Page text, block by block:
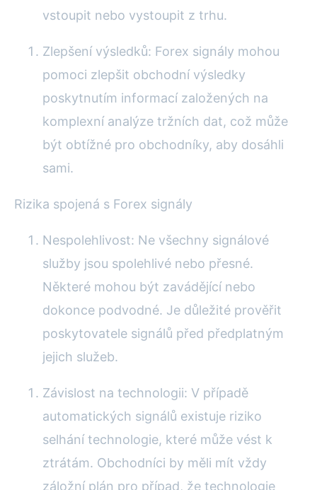
vstoupit nebo vystoupit z trhu.
Zlepšení výsledků: Forex signály mohou
pomoci zlepšit obchodní výsledky
poskytnutím informací založených na
komplexní analýze tržních dat, což může
být obtížné pro obchodníky, aby dosáhli
sami.
Rizika spojená s Forex signály
Nespolehlivost: Ne všechny signálové
služby jsou spolehlivé nebo přesné.
Některé mohou být zavádějící nebo
dokonce podvodné. Je důležité prověřit
poskytovatele signálů před předplatným
jejich služeb.
Závislost na technologii: V případě
automatických signálů existuje riziko
selhání technologie, které může vést k
ztrátám. Obchodníci by měli mít vždy
záložní plán pro případ, že technologie